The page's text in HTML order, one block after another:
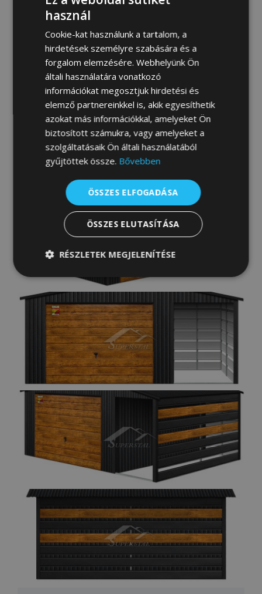
Fotógaléria:
használ
Cookie-kat használunk a tartalom, a
hirdetések személyre szabására és a
forgalom elemzésére. Webhelyünk Ön
általi használatára vonatkozó
információkat megosztjuk hirdetési és
elemző partnereinkkel is, akik egyesíthetik
azokat más információkkal, amelyeket Ön
biztosított számukra, vagy amelyeket a
szolgáltatásaik Ön általi használatából
gyűjtöttek össze. Bővebben
ÖSSZES ELFOGADÁSA
ÖSSZES ELUTASÍTÁSA
RÉSZLETEK MEGJELENÍTÉSE
Elengedhetetlenül
szükséges
Teljesítmény
Célzás Funkcionalitás
Besorolatlan